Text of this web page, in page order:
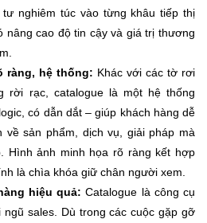
nghiêm túc vào từng khâu tiếp thị
nâng cao độ tin cậy và giá trị thương
ràng, hệ thống: Khác với các tờ rơi
rời rạc, catalogue là một hệ thống
có dẫn dắt – giúp khách hàng dễ
về sản phẩm, dịch vụ, giải pháp mà
Hình ảnh minh họa rõ ràng kết hợp
là chìa khóa giữ chân người xem.
hiệu quả:Catalogue là công cụ
sales. Dù trong các cuộc gặp gỡ